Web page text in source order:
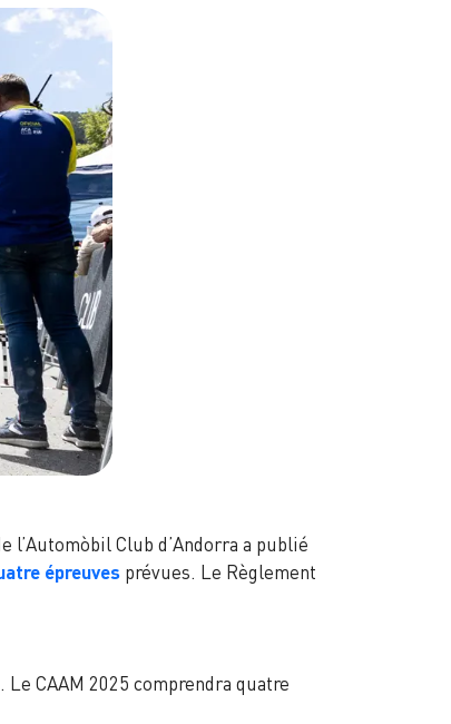
Club d’Andorra a publié
épreuves prévues. Le Règlement
CAAM 2025 comprendra quatre